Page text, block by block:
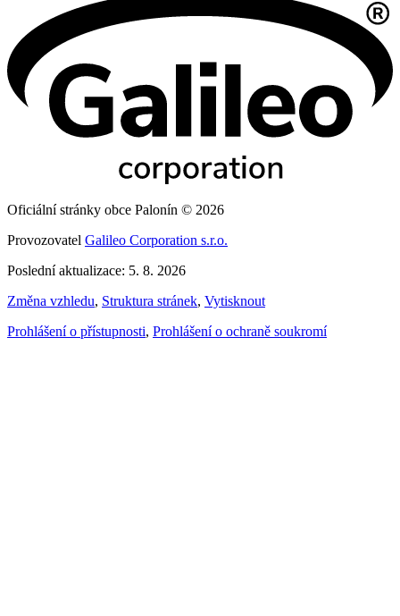
Oficiální stránky obce Palonín © 2026
Provozovatel Galileo Corporation s.r.o.
Poslední aktualizace: 5. 8. 2026
Změna vzhledu, Struktura stránek, Vytisknout
Prohlášení o přístupnosti, Prohlášení o ochraně soukromí